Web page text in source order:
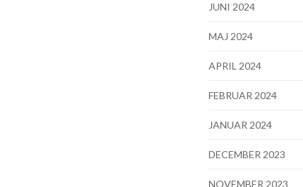
JUNI 2024
MAJ 2024
APRIL 2024
FEBRUAR 2024
JANUAR 2024
DECEMBER 2023
NOVEMBER 2023